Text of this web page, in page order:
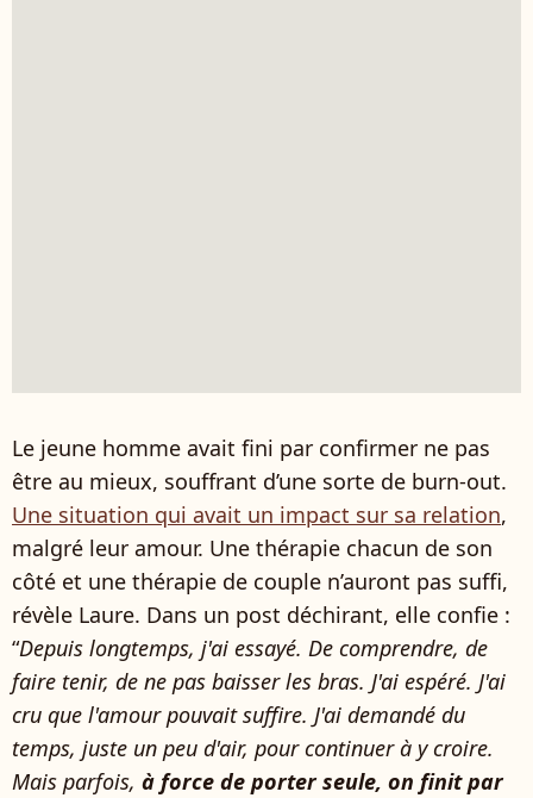
Le jeune homme avait fini par confirmer ne pas
être au mieux, souffrant d’une sorte de burn-out.
Une situation qui avait un impact sur sa relation,
malgré leur amour. Une thérapie chacun de son
côté et une thérapie de couple n’auront pas suffi,
révèle Laure. Dans un post déchirant, elle confie :
“Depuis longtemps, j'ai essayé. De comprendre, de
faire tenir, de ne pas baisser les bras. J'ai espéré. J'ai
cru que l'amour pouvait suffire. J'ai demandé du
temps, juste un peu d'air, pour continuer à y croire.
Mais parfois, à force de porter seule, on finit par